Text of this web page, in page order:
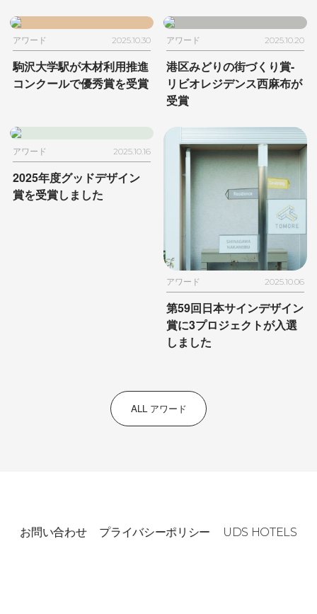
アワード 2025.10.30
駒沢大学駅が木材利用推進
コンクールで優秀賞を受賞
アワード 2025.10.20
港区みどりの街づくり賞-
リビオレジデンス西麻布が
受賞
アワード 2025.10.16
2025年度グッドデザイン
賞を受賞しました
アワード 2025.10.06
第59回日本サインデザイン
賞に3プロジェクトが入選
しました
ALL アワード
お問い合わせ プライバシーポリシー UDS HOTELS